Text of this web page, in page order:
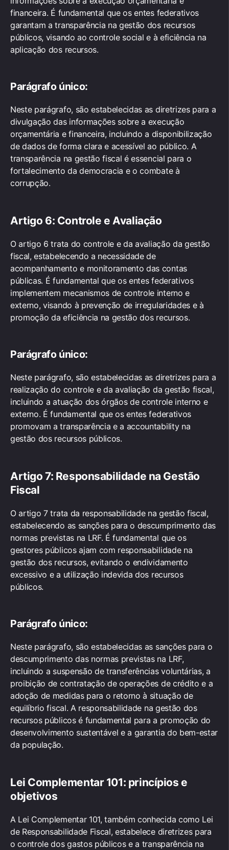
financeira. É fundamental que os entes federativos
garantam a transparência na gestão dos recursos
públicos, visando ao controle social e à eficiência na
aplicação dos recursos.
Parágrafo único:
Neste parágrafo, são estabelecidas as diretrizes para a
divulgação das informações sobre a execução
orçamentária e financeira, incluindo a disponibilização
de dados de forma clara e acessível ao público. A
transparência na gestão fiscal é essencial para o
fortalecimento da democracia e o combate à
corrupção.
Artigo 6: Controle e Avaliação
O artigo 6 trata do controle e da avaliação da gestão
fiscal, estabelecendo a necessidade de
acompanhamento e monitoramento das contas
públicas. É fundamental que os entes federativos
implementem mecanismos de controle interno e
externo, visando à prevenção de irregularidades e à
promoção da eficiência na gestão dos recursos.
Parágrafo único:
Neste parágrafo, são estabelecidas as diretrizes para a
realização do controle e da avaliação da gestão fiscal,
incluindo a atuação dos órgãos de controle interno e
externo. É fundamental que os entes federativos
promovam a transparência e a accountability na
gestão dos recursos públicos.
Artigo 7: Responsabilidade na Gestão
Fiscal
O artigo 7 trata da responsabilidade na gestão fiscal,
estabelecendo as sanções para o descumprimento das
normas previstas na LRF. É fundamental que os
gestores públicos ajam com responsabilidade na
gestão dos recursos, evitando o endividamento
excessivo e a utilização indevida dos recursos
públicos.
Parágrafo único:
Neste parágrafo, são estabelecidas as sanções para o
descumprimento das normas previstas na LRF,
incluindo a suspensão de transferências voluntárias, a
proibição de contratação de operações de crédito e a
adoção de medidas para o retorno à situação de
equilíbrio fiscal. A responsabilidade na gestão dos
recursos públicos é fundamental para a promoção do
desenvolvimento sustentável e a garantia do bem-estar
da população.
Lei Complementar 101: princípios e
objetivos
A Lei Complementar 101, também conhecida como Lei
de Responsabilidade Fiscal, estabelece diretrizes para
o controle dos gastos públicos e a transparência na